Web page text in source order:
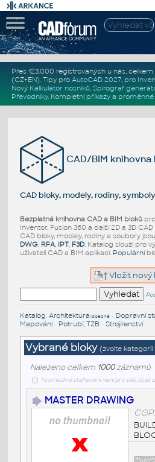
Přes 123.000 registrovaných u nás, celkem
(CZ+EN). Tipy pro AutoCAD 2027, pro
Nový Kalkulátor nosníků, Spirograf
Převodníky. Kompletní příkazya proměnné
CAD/BIM
CAD bloky, modely, rodiny,
Bezplatná knihovna CAD a BIM blokůpro
Inventor, Fusion 360 a další 2D a 3D
CAD bloky, modely, rodiny a soubory
DWG, RFA, IPT, F3D. Katalog slouží pro
uživateli CAD a BIM aplikací. Populární
Vložit nový
Katalog: Architektura/obecné• Dopravní
Mapování• Potrubí, TZB • Strojírenství
Vybrané bloky (zvolte kategorii
Nalezeno celkem 1000záznamů
hromadné stahování není pro váš účet
MASTER DRAWING